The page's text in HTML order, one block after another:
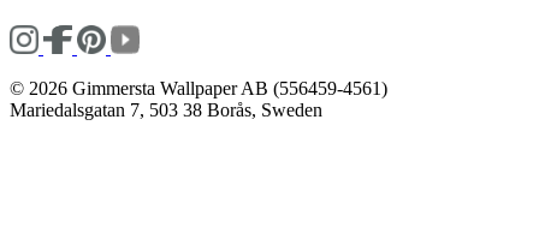
© 2026 Gimmersta Wallpaper AB (556459-4561)
Mariedalsgatan 7, 503 38 Borås, Sweden